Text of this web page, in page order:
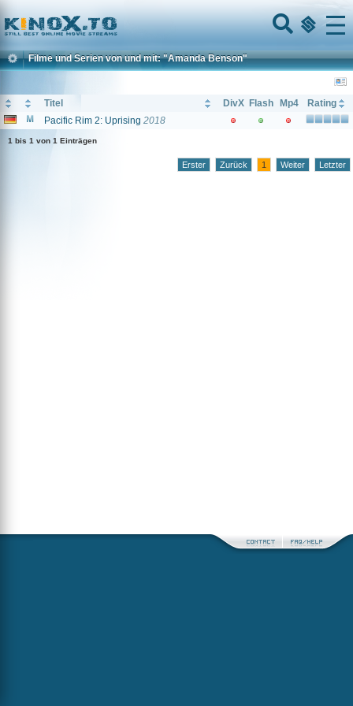
Home
Menu
Filme und Serien von und mit: "Amanda Benson"
Titel DivX Flash Mp4
Rating
Pacific Rim 2: Uprising 2018
1 bis 1 von 1 Einträgen
Erster Zurück 1 Weiter Letzter